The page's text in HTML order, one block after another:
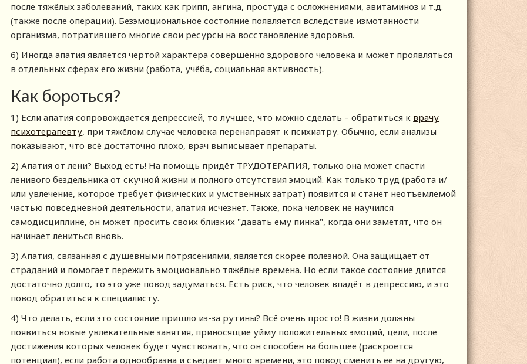
после тяжёлых заболеваний, таких как грипп, ангина, простуда с осложнениями, авитаминоз и т.д.
(также после операции). Безэмоциональное состояние появляется вследствие измотанности
организма, потратившего многие свои ресурсы на восстановление здоровья.
6) Иногда апатия является чертой характера совершенно здорового человека и может проявляться
в отдельных сферах его жизни (работа, учёба, социальная активность).
Как бороться?
1) Если апатия сопровождается депрессией, то лучшее, что можно сделать – обратиться к врачу
психотерапевту, при тяжёлом случае человека перенаправят к психиатру. Обычно, если анализы
показывают, что всё достаточно плохо, врач выписывает препараты.
2) Апатия от лени? Выход есть! На помощь придёт ТРУДОТЕРАПИЯ, только она может спасти
ленивого бездельника от скучной жизни и полного отсутствия эмоций. Как только труд (работа и/
или увлечение, которое требует физических и умственных затрат) появится и станет неотъемлемой
частью повседневной деятельности, апатия исчезнет. Также, пока человек не научился
самодисциплине, он может просить своих близких "давать ему пинка", когда они заметят, что он
начинает лениться вновь.
3) Апатия, связанная с душевными потрясениями, является скорее полезной. Она защищает от
страданий и помогает пережить эмоционально тяжёлые времена. Но если такое состояние длится
достаточно долго, то это уже повод задуматься. Есть риск, что человек впадёт в депрессию, и это
повод обратиться к специалисту.
4) Что делать, если это состояние пришло из-за рутины? Всё очень просто! В жизни должны
появиться новые увлекательные занятия, приносящие уйму положительных эмоций, цели, после
достижения которых человек будет чувствовать, что он способен на большее (раскроется
потенциал), если работа однообразна и съедает много времени, это повод сменить её на другую,